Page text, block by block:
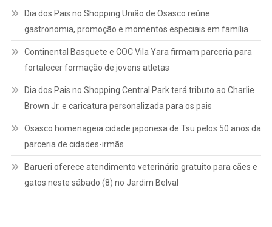
Dia dos Pais no Shopping União de Osasco reúne
gastronomia, promoção e momentos especiais em família
Continental Basquete e COC Vila Yara firmam parceria para
fortalecer formação de jovens atletas
Dia dos Pais no Shopping Central Park terá tributo ao Charlie
Brown Jr. e caricatura personalizada para os pais
Osasco homenageia cidade japonesa de Tsu pelos 50 anos da
parceria de cidades-irmãs
Barueri oferece atendimento veterinário gratuito para cães e
gatos neste sábado (8) no Jardim Belval